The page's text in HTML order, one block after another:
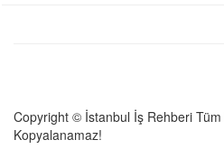
Copyright © İstanbul İş Rehberi Tüm
Kopyalanamaz!